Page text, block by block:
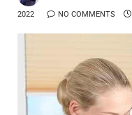
2022 NO COMMENTS